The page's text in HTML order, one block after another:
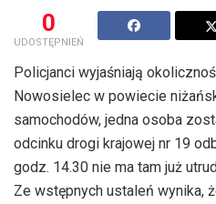
0
UDOSTĘPNIEŃ
Policjanci wyjaśniają
Nowosielec w powiecie
samochodów, jedna osoba
odcinku drogi krajowej nr 19
godz. 14.30 nie ma tam już
Ze wstępnych ustaleń wynika,